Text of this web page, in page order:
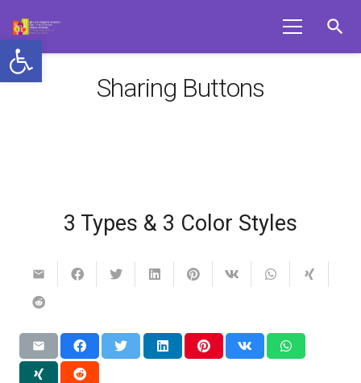
Ανοίξτε τη γραμμή εργαλείων
search
Sharing Buttons
3 Types & 3 Color Styles